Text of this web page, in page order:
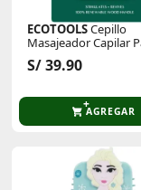
ECOTOOLSCepillo
Masajeador Capilar
Ducha Et Cepillo
Scalp Massager
S/ 39.90
AGREGAR